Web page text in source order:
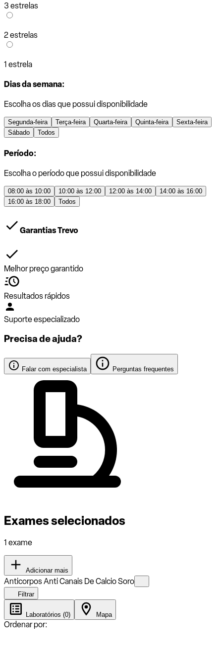
3 estrelas
2 estrelas
1 estrela
Dias da semana:
Escolha os dias que possui disponibilidade
Segunda-feira Terça-feira Quarta-feira Quinta-feira
Sexta-feira
Sábado
Todos
Período:
Escolha o período que possui disponibilidade
08:00 às 10:00 10:00 às 12:00 12:00 às 14:00
14:00 às 16:00
16:00 às 18:00
Todos
Garantias Trevo
Melhor preço garantido
Resultados rápidos
Suporte especializado
Precisa de ajuda?
Falar com especialista Perguntas frequentes
Exames selecionados
1 exame
Adicionar mais
Anticorpos Anti Canais De Calcio Soro
Filtrar
Laboratórios (0) Mapa
Ordenar por: